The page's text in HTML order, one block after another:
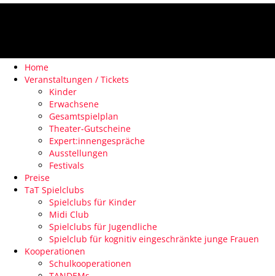
Home
Veranstaltungen / Tickets
Kinder
Erwachsene
Gesamtspielplan
Theater-Gutscheine
Expert:innengespräche
Ausstellungen
Festivals
Preise
TaT Spielclubs
Spielclubs für Kinder
Midi Club
Spielclubs für Jugendliche
Spielclub für kognitiv eingeschränkte junge Frauen
Kooperationen
Schulkooperationen